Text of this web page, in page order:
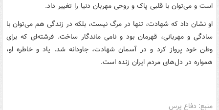
است و می‌توان با قلبی پاک و روحی مهربان دنیا را تغییر داد.
او نشان داد که شهادت، تنها در مرگ نیست، بلکه در زندگی هم می‌توان با
سادگی و مهربانی، قهرمان بود و نامی ماندگار ساخت. فرشته‌ای که برای
وطن خود پرواز کرد و در آسمان شهادت، جاودانه شد. یاد و خاطره او،
همواره در دل‌های مردم ایران زنده است.
منبع: دفاع پرس